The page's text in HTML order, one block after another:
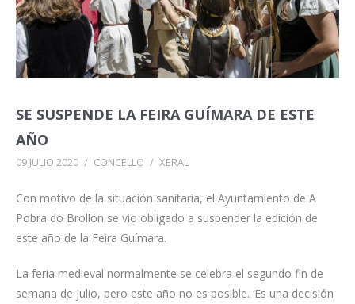
SE SUSPENDE LA FEIRA GUÍMARA DE ESTE
AÑO
09 JULIO 2020 / CONCELLO / XERAL
Con motivo de la situación sanitaria, el Ayuntamiento de A
Pobra do Brollón se vio obligado a suspender la edición de
este año de la Feira Guímara.
La feria medieval normalmente se celebra el segundo fin de
semana de julio, pero este año no es posible. ‘Es una decisión